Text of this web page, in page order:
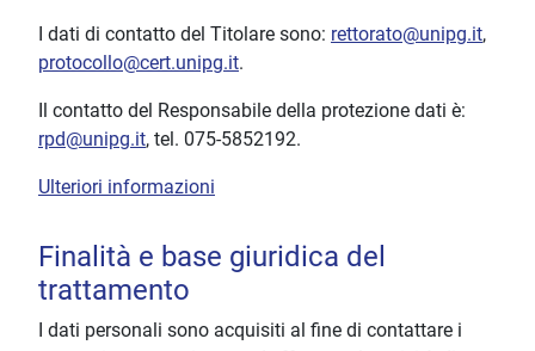
I dati di contatto del Titolare sono: rettorato@unipg.it,
protocollo@cert.unipg.it.
Il contatto del Responsabile della protezione dati è:
rpd@unipg.it, tel. 075-5852192.
Ulteriori informazioni
Finalità e base giuridica del
trattamento
I dati personali sono acquisiti al fine di contattare i